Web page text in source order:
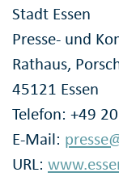
Stadt Essen
Presse- und
Rathaus,
45121 Essen
Telefon: +49
E-Mail:
URL: